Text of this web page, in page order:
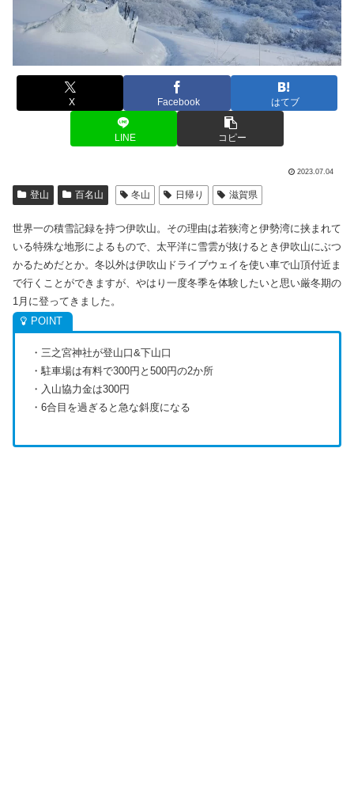
X Facebook はてブ
LINE コピー
2023.07.04
登山 百名山 冬山 日帰り 滋賀県
世界一の積雪記録を持つ伊吹山。その理由は若狭湾と伊勢湾に挟まれて
いる特殊な地形によるもので、太平洋に雪雲が抜けるとき伊吹山にぶつ
かるためだとか。冬以外は伊吹山ドライブウェイを使い車で山頂付近ま
で行くことができますが、やはり一度冬季を体験したいと思い厳冬期の
1月に登ってきました。
・三之宮神社が登山口&下山口
・駐車場は有料で300円と500円の2か所
・入山協力金は300円
・6合目を過ぎると急な斜度になる